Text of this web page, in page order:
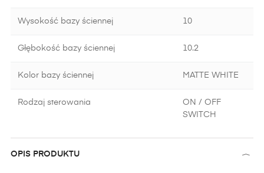
Wysokość bazy ściennej 10
Głębokość bazy ściennej 10.2
Kolor bazy ściennej MATTE WHITE
Rodzaj sterowania
ON / OFF
SWITCH
OPIS PRODUKTU